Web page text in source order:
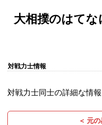
大相撲のはて
対戦力士情報
対戦力士同士の詳細な情報
＜ 元